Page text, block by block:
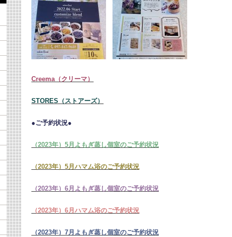
Creema（クリーマ）
STORES（ストアーズ）
●ご予約状況●
（2023年）5月よもぎ蒸し個室のご予約状況
（2023年）5月ハマム浴のご予約状況
（2023年）6月よもぎ蒸し個室のご予約状況
（2023年）6月ハマム浴のご予約状況
（2023年）7月よもぎ蒸し個室のご予約状況